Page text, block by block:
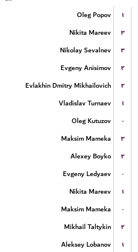
Oleg Popov
۱
Nikita Mareev
۳
Nikolay Sevalnev
۳
Evgeny Anisimov
۲
Evlakhin Dmitry Mikhailovich
۲
Vladislav Turnaev
۱
Oleg Kutuzov
۰
Maksim Mameka
۳
Alexey Boyko
۲
Evgeny Ledyaev
۰
Nikita Mareev
۱
Maksim Mameka
۰
Mikhail Taltykin
۲
Aleksey Lobanov
۱